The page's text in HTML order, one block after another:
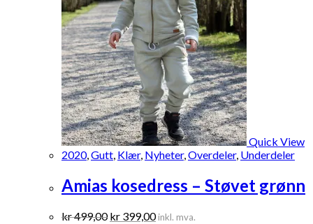
Quick View
2020,Gutt, Klær, Nyheter,Overdeler, Underdeler
Amias kosedress – Støvet grønn
kr499,00 Opprinnelig
kr 399,00Nåværende
inkl. mva.